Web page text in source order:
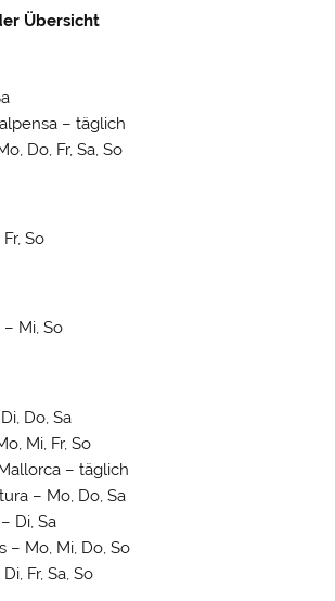
Übersicht
– täglich
Do, Fr, Sa, So
So
Mi, So
Do, Sa
Mi, Fr, So
– täglich
– Mo, Do, Sa
Di, Sa
– Mo, Mi, Do, So
Fr, Sa, So